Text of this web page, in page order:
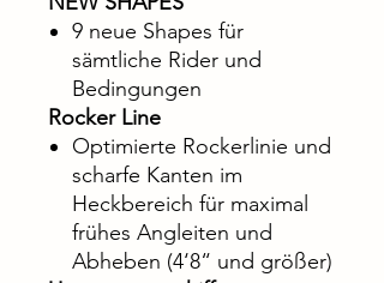
9 neue Shapes für
sämtliche Rider und
Bedingungen
Rocker Line
Optimierte Rockerlinie und
scharfe Kanten im
Heckbereich für maximal
frühes Angleiten und
Abheben (4‘8“ und größer)